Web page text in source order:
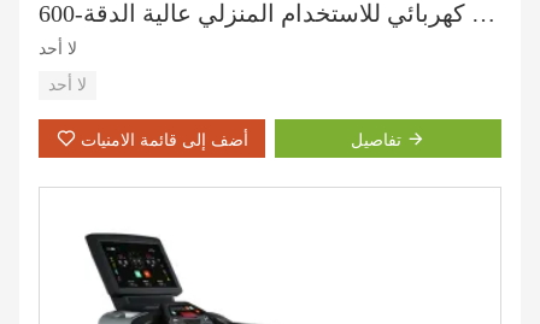
جهاز مشي كهربائي للاستخدام المنزلي عالية الدقة-600
لا أحد
لا أحد
أضف إلى قائمة الامنيات تفاصيل